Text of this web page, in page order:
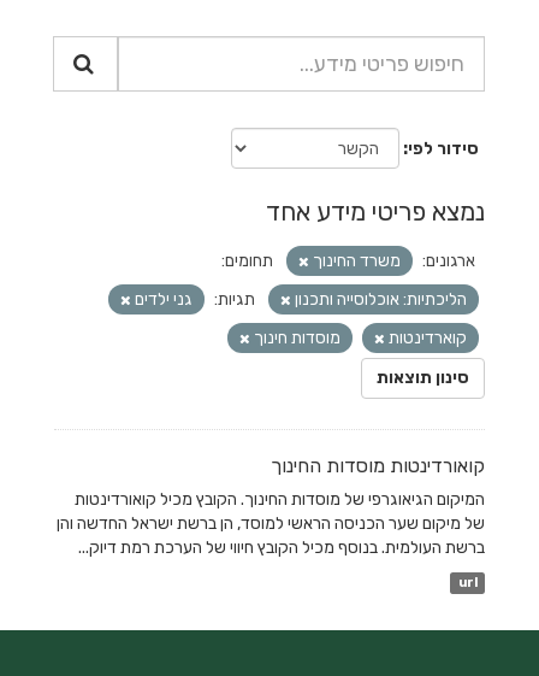
סידור לפי
נמצא פריטי מידע אחד
ארגונים: משרד החינוך
תחומים:
הליכתיות: אוכלוסייה ותכנון
תגיות:
גני ילדים
קוארדינטות
מוסדות חינוך
סינון תוצאות
קואורדינטות מוסדות החינוך
המיקום הגיאוגרפי של מוסדות החינוך. הקובץ מכיל קואורדינטות
של מיקום שער הכניסה הראשי למוסד, הן ברשת ישראל החדשה והן
ברשת העולמית. בנוסף מכיל הקובץ חיווי של הערכת רמת דיוק...
url